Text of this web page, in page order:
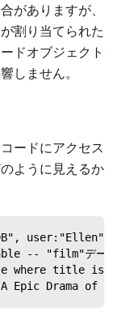
がありますが、
割り当てられた
ドオブジェクト
しません。
ードにアクセス
ように見えるか
user:"Ellen",
"film"データベ
title is
Epic Drama of